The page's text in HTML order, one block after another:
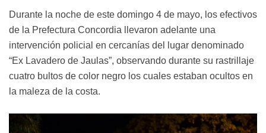
Durante la noche de este domingo 4 de mayo, los efectivos
de la Prefectura Concordia llevaron adelante una
intervención policial en cercanías del lugar denominado
“Ex Lavadero de Jaulas”, observando durante su rastrillaje
cuatro bultos de color negro los cuales estaban ocultos en
la maleza de la costa.